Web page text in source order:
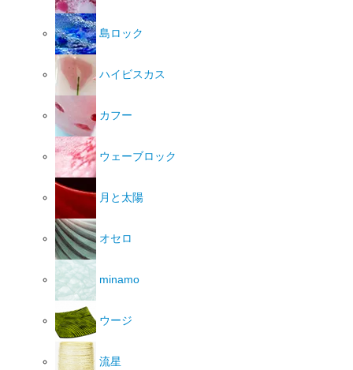
島ロック
ハイビスカス
カフー
ウェーブロック
月と太陽
オセロ
minamo
ウージ
流星